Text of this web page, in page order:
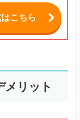
こちら
メリット